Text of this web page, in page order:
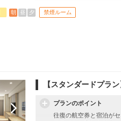
フライトは、安心のJAL
オプションでレンタカ
朝 昼 夕 禁煙ルーム
【スタンダードプラ
プランのポイント
往復の航空券と宿泊が